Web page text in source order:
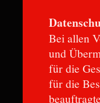
Bei allen
und
für die
für die